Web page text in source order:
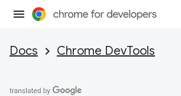
Docs Chrome DevTools